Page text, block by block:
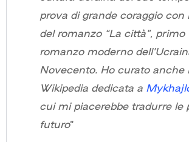
prova di grande coraggio
del romanzo “La città”, primo
romanzo moderno
Novecento. Ho curato anche
Wikipedia dedicata a
cui mi piacerebbe tradurre le
futuro”